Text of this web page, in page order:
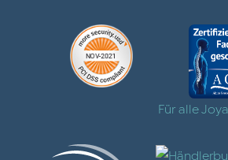
Für alle